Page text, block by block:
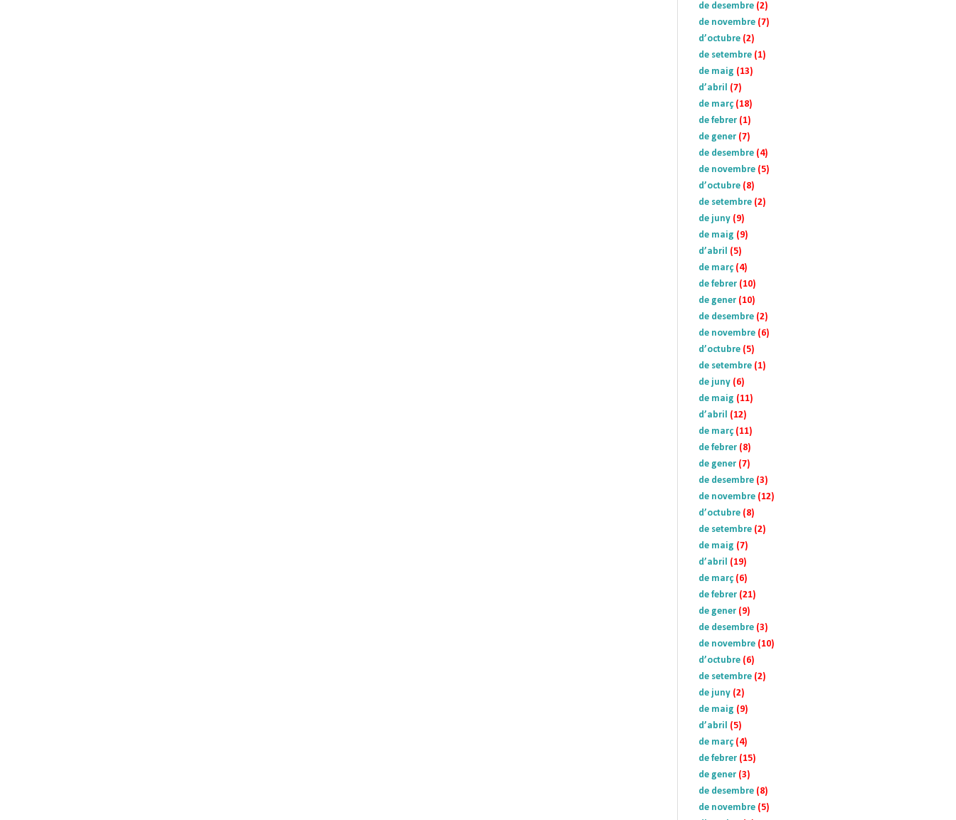
de desembre (2)
de novembre (7)
d’octubre (2)
de setembre (1)
de maig (13)
d’abril (7)
de març (18)
de febrer (1)
de gener (7)
de desembre (4)
de novembre (5)
d’octubre (8)
de setembre (2)
de juny (9)
de maig (9)
d’abril (5)
de març (4)
de febrer (10)
de gener (10)
de desembre (2)
de novembre (6)
d’octubre (5)
de setembre (1)
de juny (6)
de maig (11)
d’abril (12)
de març (11)
de febrer (8)
de gener (7)
de desembre (3)
de novembre (12)
d’octubre (8)
de setembre (2)
de maig (7)
d’abril (19)
de març (6)
de febrer (21)
de gener (9)
de desembre (3)
de novembre (10)
d’octubre (6)
de setembre (2)
de juny (2)
de maig (9)
d’abril (5)
de març (4)
de febrer (15)
de gener (3)
de desembre (8)
de novembre (5)